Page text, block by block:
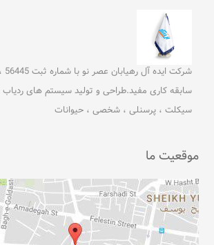
سابقه کاری مفید.طراحی و تولید سیستم های ردیاب
سیکلت ، پرسنلی ، شخصی ، حیوانات
موقعیت ما